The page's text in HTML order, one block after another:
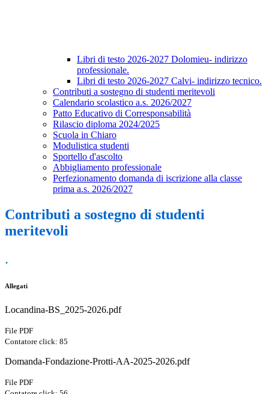
Libri di testo 2026-2027 Dolomieu- indirizzo
professionale.
Libri di testo 2026-2027 Calvi- indirizzo tecnico.
Contributi a sostegno di studenti meritevoli
Calendario scolastico a.s. 2026/2027
Patto Educativo di Corresponsabilità
Rilascio diploma 2024/2025
Scuola in Chiaro
Modulistica studenti
Sportello d'ascolto
Abbigliamento professionale
Perfezionamento domanda di iscrizione alla classe
prima a.s. 2026/2027
Contributi a sostegno di studenti
meritevoli
.
Allegati
Locandina-BS_2025-2026.pdf
File PDF
Contatore click: 85
Domanda-Fondazione-Protti-AA-2025-2026.pdf
File PDF